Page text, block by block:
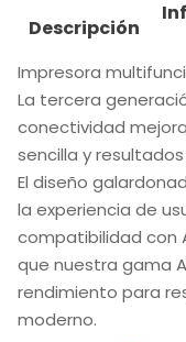
Descripción
Impresora
La tercera
conectividad
sencilla y
El diseño
la experiencia de
compatibilidad con
que nuestra gama
rendimiento para
moderno.